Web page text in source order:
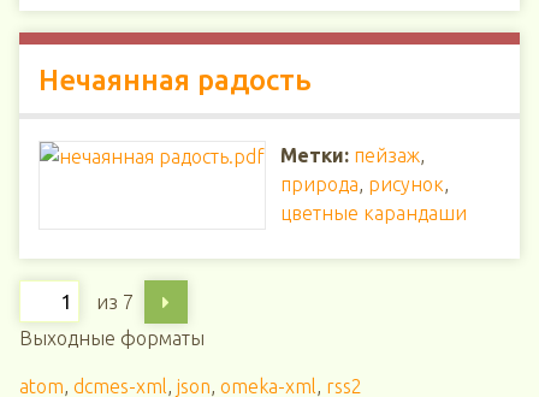
Нечаянная радость
Метки: пейзаж,
природа, рисунок,
цветные карандаши
из 7
Выходные форматы
atom, dcmes-xml, json, omeka-xml, rss2